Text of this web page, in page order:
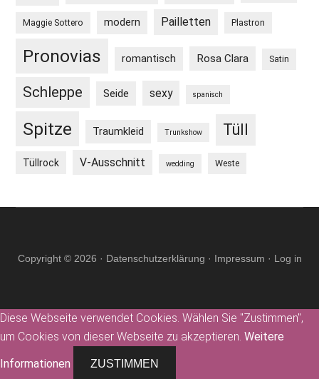
Maggie Sottero modern Pailletten Plastron
Pronovias romantisch Rosa Clara Satin
Schleppe Seide sexy spanisch
Spitze Traumkleid Trunkshow Tüll
Tüllrock V-Ausschnitt wedding Weste
Copyright © 2026 · Datenschutzerklärung · Impressum · Log in
Diese Webseite verwendet Cookies. Wählen Sie "Zustimmen",
um Cookies von dieser Webseite zu akzeptieren. Weitere
Informationen
ZUSTIMMEN